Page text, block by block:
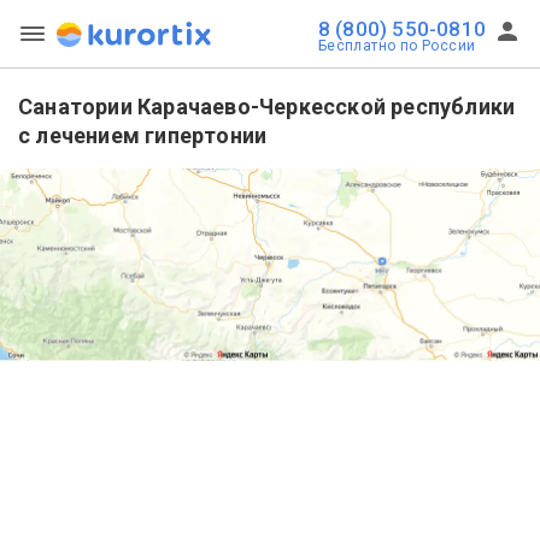
8 (800) 550-0810
Бесплатно по России
Санатории Карачаево-Черкесской республики
с лечением гипертонии